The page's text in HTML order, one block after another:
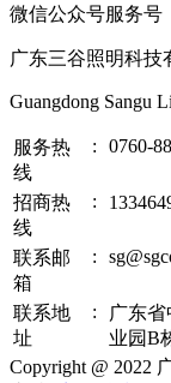
微信公众号服务号
广东三谷照明科技
Guangdong Sangu
服务热
线
: 0760-
招商热
线
:
联系邮
箱
:
联系地
址
:
广东
业园B
Copyright @ 2022